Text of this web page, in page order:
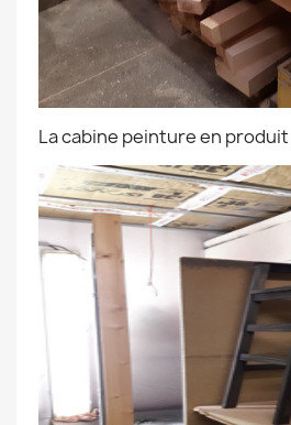
La cabine peinture en